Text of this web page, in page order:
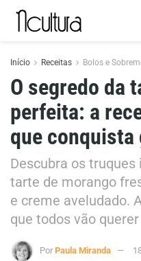
Início Receitas Bolos e
O segredo da
perfeita: a
que conquista
Descubra os
tarte de morango
e creme aveludado.
que todos vão
Por Paula Miranda